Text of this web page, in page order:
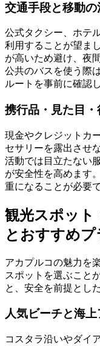
交通手段と移動の
公式タクシー、ホテ
利用することが望ま
が高いため避け、夜
公共のバスを使う際
ルートを事前に確認
携行品・見た目
現金やクレジットカ
セサリーを露出させ
活動では目立たない
が安全性を高めます
重になることが必要で
観光スポット
とおすすめプ
アカプルコの魅力を
スポットを選ぶこと
と、安全を前提とし
人気ビーチと海
コスタラ沿いやダイ